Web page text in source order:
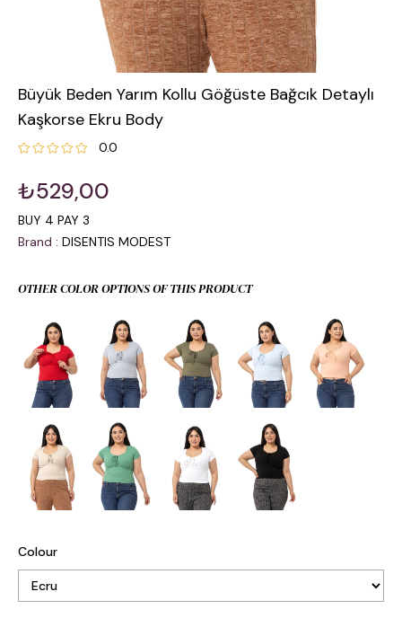
Büyük Beden Yarım Kollu Göğüste Bağcık Detaylı
Kaşkorse Ekru Body
0.0
₺529,00
BUY 4 PAY 3
Brand : DISENTIS MODEST
OTHER COLOR OPTIONS OF THIS PRODUCT
Colour